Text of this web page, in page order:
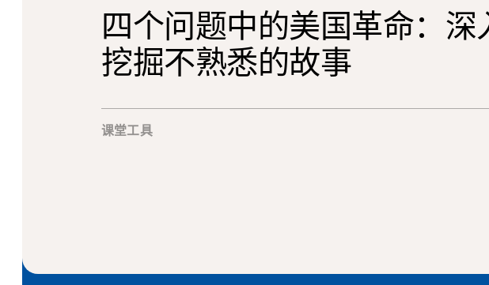
四个问题中的美国革命：深
挖掘不熟悉的故事
课堂工具